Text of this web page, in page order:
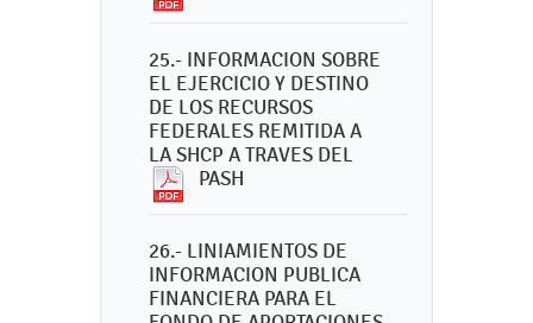
25.- INFORMACION SOBRE
EL EJERCICIO Y DESTINO
DE LOS RECURSOS
FEDERALES REMITIDA A
LA SHCP A TRAVES DEL
PASH
26.- LINIAMIENTOS DE
INFORMACION PUBLICA
FINANCIERA PARA EL